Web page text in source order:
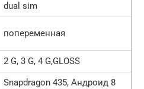
dual sim
попеременная
2 G, 3 G, 4 G,GLOSS
Snapdragon 435, Андроид 8